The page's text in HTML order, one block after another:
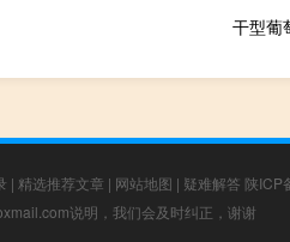
干型葡
| 精选推荐文章 | 网站地图 | 疑难解答 陕ICP
说明，我们会及时纠正，谢谢